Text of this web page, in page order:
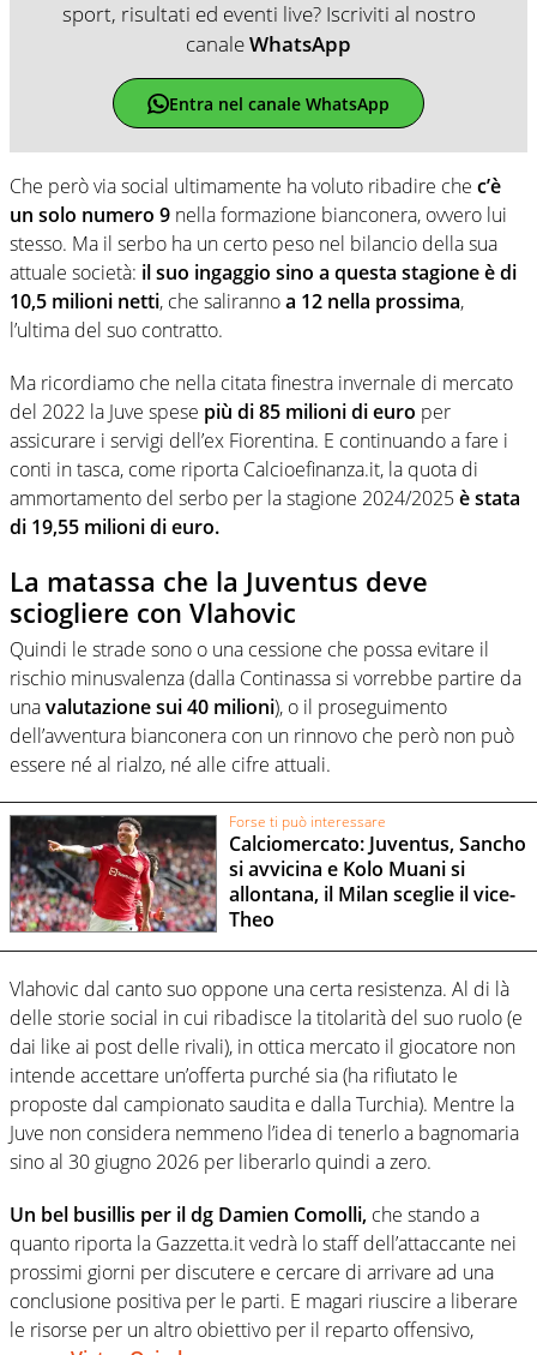
sport, risultati ed eventi live? Iscriviti al nostro
canaleWhatsApp
Entra nel canale WhatsApp
Che però via social ultimamente ha voluto ribadire che c’è
un solo numero 9 nella formazione bianconera, ovvero lui
stesso. Ma il serbo ha un certo peso nel bilancio della sua
attuale società: il suo ingaggio sino a questa stagione è di
10,5 milioni netti, che salirannoa 12 nella prossima,
l’ultima del suo contratto.
Ma ricordiamo che nella citata finestra invernale di mercato
del 2022 la Juve spese più di 85 milioni di euro per
assicurare i servigi dell’ex Fiorentina. E continuando a fare i
conti in tasca, come riporta Calcioefinanza.it, la quota di
ammortamento del serbo per la stagione 2024/2025è stata
di 19,55 milioni di euro.
La matassa che la Juventus deve
sciogliere con Vlahovic
Quindi le strade sono o una cessione che possa evitare il
rischio minusvalenza (dalla Continassa si vorrebbe partire da
unavalutazione sui 40 milioni), o il proseguimento
dell’avventura bianconera con un rinnovo che però non può
essere né al rialzo, né alle cifre attuali.
Forse ti può interessare
Calciomercato: Juventus, Sancho
si avvicina e Kolo Muani si
allontana, il Milan sceglie il vice-
Theo
Vlahovic dal canto suo oppone una certa resistenza. Al di là
delle storie social in cui ribadisce la titolarità del suo ruolo (e
dai like ai post delle rivali), in ottica mercato il giocatore non
intende accettare un’offerta purché sia (ha rifiutato le
proposte dal campionato saudita e dalla Turchia). Mentre la
Juve non considera nemmeno l’idea di tenerlo a bagnomaria
sino al 30 giugno 2026 per liberarlo quindi a zero.
Un bel busillis per il dg Damien Comolli, che stando a
quanto riporta la Gazzetta.it vedrà lo staff dell’attaccante nei
prossimi giorni per discutere e cercare di arrivare ad una
conclusione positiva per le parti. E magari riuscire a liberare
le risorse per un altro obiettivo per il reparto offensivo,